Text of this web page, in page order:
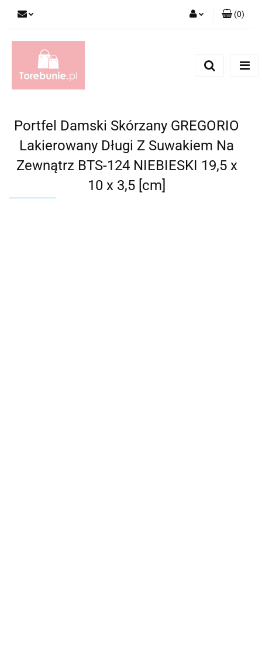
(0)
Portfel Damski Skórzany GREGORIO
Lakierowany Długi Z Suwakiem Na
Zewnątrz BTS-124 NIEBIESKI 19,5 x
10 x 3,5 [cm]